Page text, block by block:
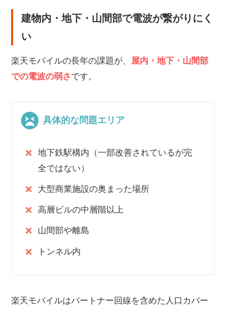
建物内・地下・山間部で電波が繋がりにく
い
楽天モバイルの長年の課題が、 屋内・地下・山間部
での電波の弱さ です。
具体的な問題エリア
地下鉄駅構内（一部改善されているが完
全ではない）
大型商業施設の奥まった場所
高層ビルの中層階以上
山間部や離島
トンネル内
楽天モバイルはパートナー回線を含めた人口カバー